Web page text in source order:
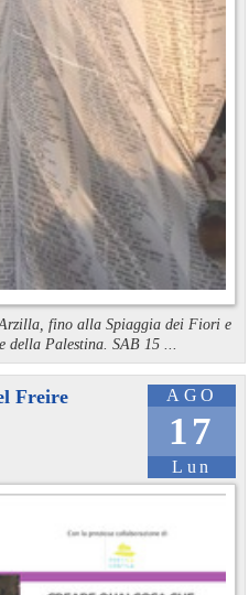
fino alla Spiaggia dei Fiori e
Palestina. SAB 15 ...
AGO
17
Lun
Freire